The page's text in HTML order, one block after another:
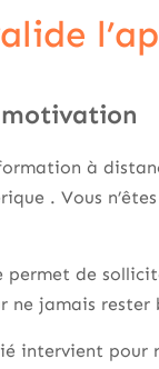
à
. Vous
permet de
ne jamais rester
intervient pour